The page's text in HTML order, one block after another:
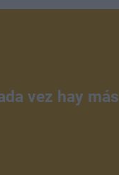
vez hay más